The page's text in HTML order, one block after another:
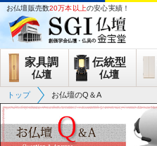
お仏壇販売数20万本以上の安心実績！
家具調
仏壇
伝統型
仏壇
トップ お仏壇のQ＆A